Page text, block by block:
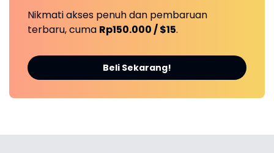
Nikmati akses penuh dan pembaruan
terbaru, cuma Rp150.000 / $15.
Beli Sekarang!